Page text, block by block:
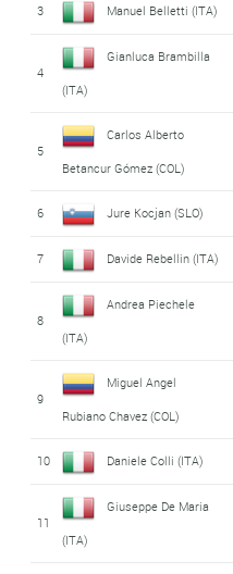
3 Manuel Belletti (ITA)
4
Gianluca Brambilla
(ITA)
5
Carlos Alberto
Betancur Gómez (COL)
6 Jure Kocjan (SLO)
7 Davide Rebellin (ITA)
8
Andrea Piechele
(ITA)
9
Miguel Angel
Rubiano Chavez (COL)
10 Daniele Colli (ITA)
11
Giuseppe De Maria
(ITA)